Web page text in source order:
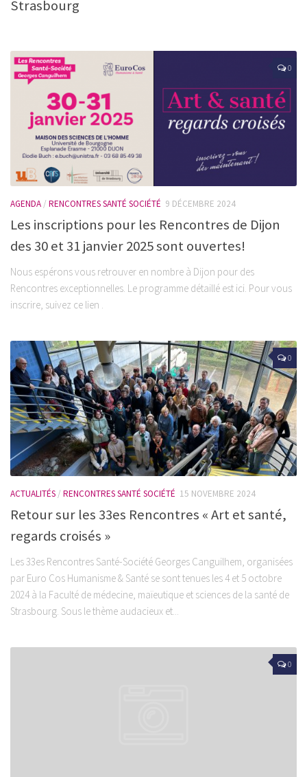
Strasbourg
0
AGENDA / RENCONTRES SANTÉ SOCIÉTÉ 9 DÉCEMBRE 2024
Les inscriptions pour les Rencontres de Dijon
des 30 et 31 janvier 2025 sont ouvertes!
Nous espérons vous retrouver en nombre à Dijon pour des
Rencontres exceptionnelles. Le programme détaillé est ici. Pour vous
inscrire, suivez ce lien .
0
ACTUALITÉS / RENCONTRES SANTÉ SOCIÉTÉ 15 NOVEMBRE 2024
Retour sur les 33es Rencontres « Art et santé,
regards croisés »
Les 33es Rencontres Santé-Société Georges Canguilhem, organisées
par Euro Cos Humanisme & Santé se sont tenues les 4 et 5 octobre
2024 à la Faculté de médecine, maïeutique et sciences de la santé de
Strasbourg. Sous le thème audacieux et...
0